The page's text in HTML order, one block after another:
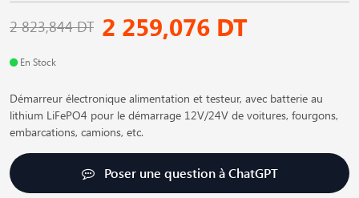
2 823,844 DT 2 259,076 DT
En Stock
Démarreur électronique alimentation et testeur, avec batterie au
lithium LiFePO4 pour le démarrage 12V/24V de voitures, fourgons,
embarcations, camions, etc.
Poser une question à ChatGPT